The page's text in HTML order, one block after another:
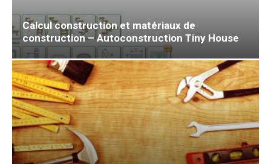
Calcul construction et matériaux de
construction – Autoconstruction Tiny House